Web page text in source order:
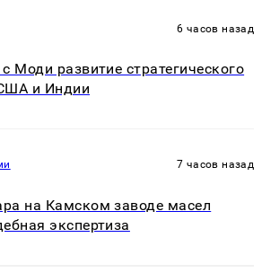
6 часов назад
Моди развитие стратегического
и Индии
7 часов назад
на Камском заводе масел
экспертиза